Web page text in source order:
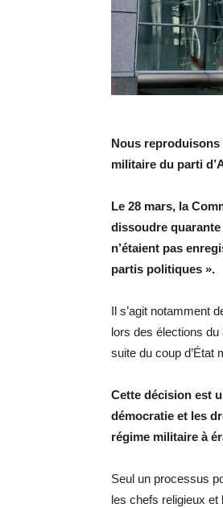
Nous reproduisons
militaire du parti
Le 28 mars, la
dissoudre
n’étaient pas
partis politiques ».
Il s’agit notamment
lors des élections
suite du coup d’État
Cette décision est
démocratie et les
régime militaire à
Seul un processus
les chefs religieux et